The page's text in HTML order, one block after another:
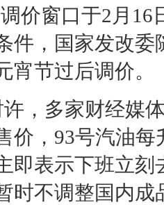
价窗口于2月
件，国家发改委
宵节过后调价。
多家财经媒体
价，93号汽油
即表示下班立
时不调整国内成